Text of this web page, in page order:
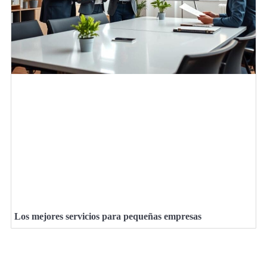
Los mejores servicios para pequeñas empresas